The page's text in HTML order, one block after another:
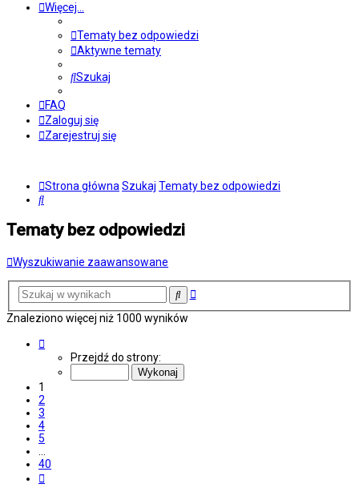
Więcej…
Tematy bez odpowiedzi
Aktywne tematy
Szukaj
FAQ
Zaloguj się
Zarejestruj się
Strona główna Szukaj Tematy bez odpowiedzi
Szukaj
Tematy bez odpowiedzi
Wyszukiwanie zaawansowane
SzukajWyszukiwanie
Znaleziono więcej niż 1000 wyników
Przejdź do strony:
1
2
3
4
5
…
40